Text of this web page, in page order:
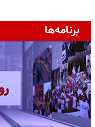
برنامه‌ها